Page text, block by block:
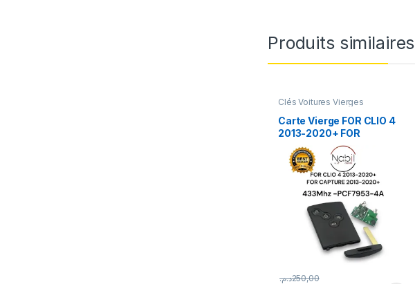
Produits similaires
Clés Voitures Vierges
Carte Vierge FOR CLIO 4
2013-2020+ FOR
CAPTURE 2013-2020+
(Reprogrammable)
250,00د.م.